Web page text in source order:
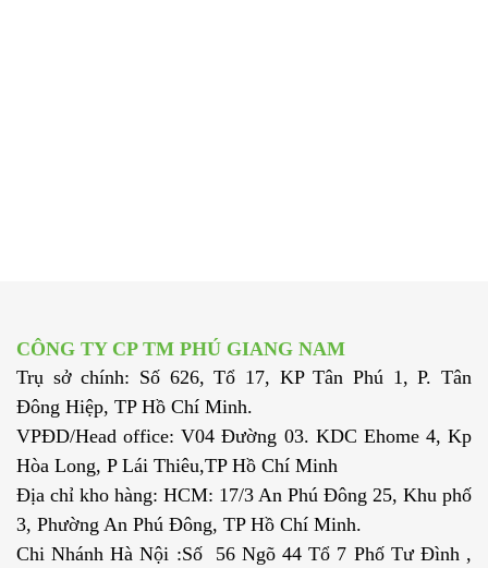
CÔNG TY CP TM PHÚ GIANG NAM
Trụ sở chính: Số 626, Tổ 17, KP Tân Phú 1, P. Tân
Đông Hiệp, TP Hồ Chí Minh.
VPĐD/Head office: V04 Đường 03. KDC Ehome 4, Kp
Hòa Long, P Lái Thiêu,TP Hồ Chí Minh
Địa chỉ kho hàng: HCM: 17/3 An Phú Đông 25, Khu phố
3, Phường An Phú Đông, TP Hồ Chí Minh.
Chi Nhánh Hà Nội :Số 56 Ngõ 44 Tổ 7 Phố Tư Đình ,